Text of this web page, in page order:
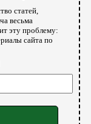
статей,
весьма
эту проблему:
сайта по